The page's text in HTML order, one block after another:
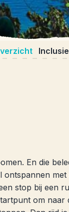
En die
met
stop bij een
om naar